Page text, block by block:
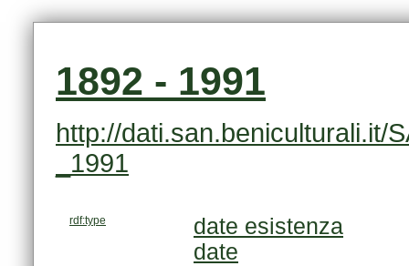
1892 - 1991
_1991
rdf:type
date esistenza
date